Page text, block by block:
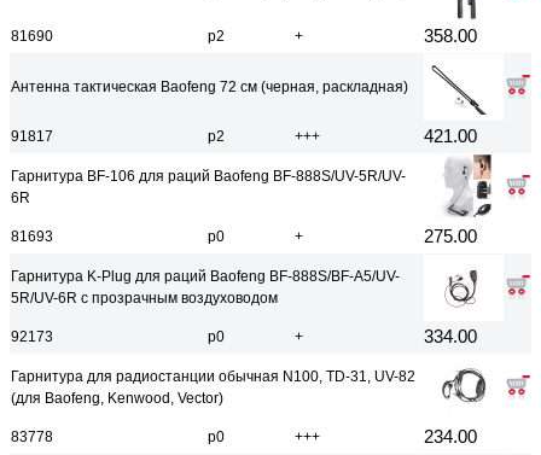
81690 р2 + 358.00
Антенна тактическая Baofeng 72 см (черная, раскладная)
91817 р2 +++ 421.00
Гарнитура BF-106 для раций Baofeng BF-888S/UV-5R/UV-
6R
81693 р0 + 275.00
Гарнитура K-Plug для раций Baofeng BF-888S/BF-A5/UV-
5R/UV-6R с прозрачным воздуховодом
92173 р0 + 334.00
Гарнитура для радиостанции обычная N100, TD-31, UV-82
(для Baofeng, Kenwood, Vector)
83778 р0 +++ 234.00